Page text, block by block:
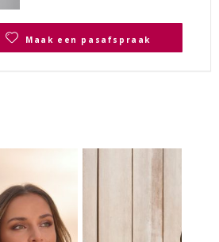
Maak een pasafspraak